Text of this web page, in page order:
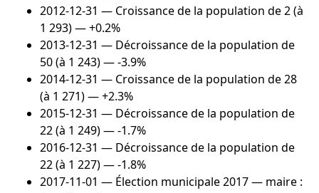
2012-12-31 — Croissance de la population de 2 (à
1 293) — +0.2%
2013-12-31 — Décroissance de la population de
50 (à 1 243) — -3.9%
2014-12-31 — Croissance de la population de 28
(à 1 271) — +2.3%
2015-12-31 — Décroissance de la population de
22 (à 1 249) — -1.7%
2016-12-31 — Décroissance de la population de
22 (à 1 227) — -1.8%
2017-11-01 — Élection municipale 2017 — maire :